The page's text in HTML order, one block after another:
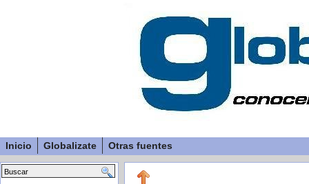
Inicio Globalizate Otras fuentes